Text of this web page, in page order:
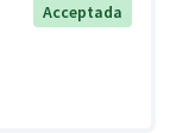
Acceptada